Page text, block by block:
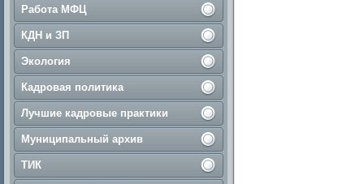
Работа МФЦ
КДН и ЗП
Экология
Кадровая политика
Лучшие кадровые практики
Муниципальный архив
ТИК